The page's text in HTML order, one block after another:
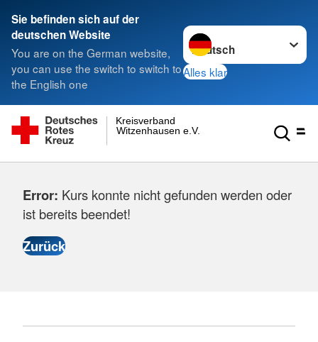
Sie befinden sich auf der
deutschen Website
You are on the German website,
you can use the switch to switch to
the English one
Sprache wechseln zu
Alles klar
Witzenhausen e.V.
Kreisverband
Error: Kurs konnte nicht gefunden werden oder
ist bereits beendet!